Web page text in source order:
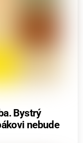
Bystrý
nebude